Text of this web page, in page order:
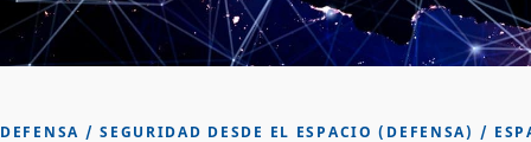
DEFENSA /SEGURIDAD DESDE EL ESPACIO (DEFENSA) /